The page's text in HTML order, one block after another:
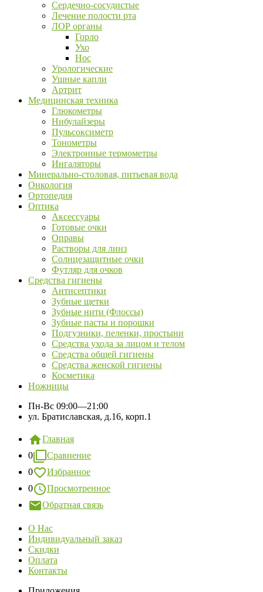
Сердечно-сосудистые
Лечение полости рта
ЛОР органы
Горло
Ухо
Нос
Урологические
Ушные капли
Артрит
Медицинская техника
Глюкометры
Нибулайзеры
Пульсоксиметр
Тонометры
Электронные термометры
Ингаляторы
Минерально-столовая, питьевая вода
Онкология
Ортопедия
Оптика
Аксессуары
Готовые очки
Оправы
Растворы для линз
Солнцезащитные очки
Футляр для очков
Средства гигиены
Антисептики
Зубные щетки
Зубные нити (Флоссы)
Зубные пасты и порошки
Подгузники, пеленки, простыни
Средства ухода за лицом и телом
Средства общей гигиены
Средства женской гигиены
Косметика
Ножницы
Пн-Вс 09:00—21:00
ул. Братиславская, д.16, корп.1
Главная
0
Сравнение
0
Избранное
0
Просмотренное
Обратная связь
О Нас
Индивидуальный заказ
Скидки
Оплата
Контакты